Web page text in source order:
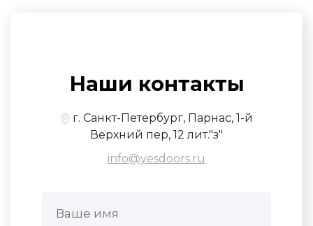
Наши контакты
г. Санкт-Петербург, Парнас, 1-й
Верхний пер, 12 лит."з"
info@yesdoors.ru